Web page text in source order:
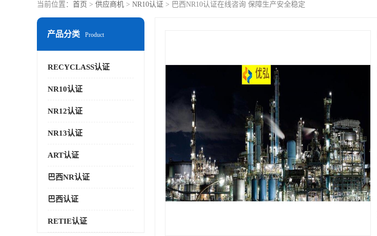
当前位置： 首页 > 供应商机 > NR10认证 > 巴西NR10认证在线咨询 保障生产安全稳定
产品分类 Product
RECYCLASS认证
NR10认证
NR12认证
NR13认证
ART认证
巴西NR认证
巴西认证
RETIE认证